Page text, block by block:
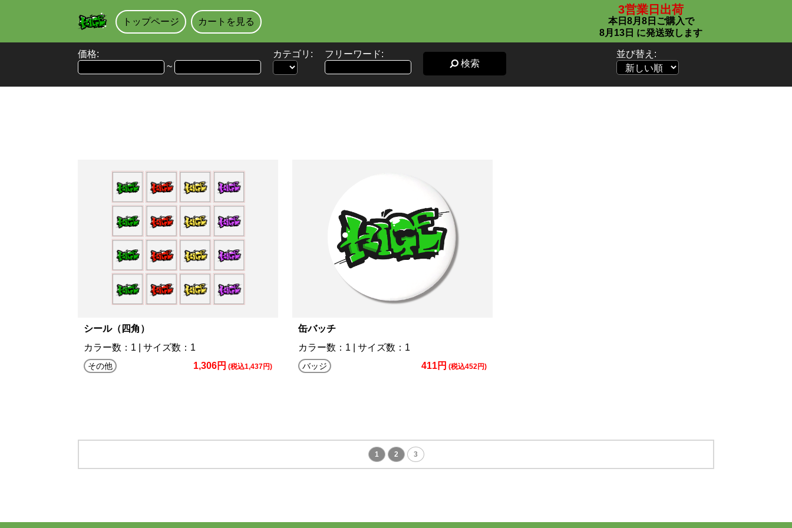
トップページ カートを見る
3営業日出荷
本日 8月8日 ご購入で
8月13日 に発送致します
価格:
~
カテゴリ:
フリーワード:
検索
並び替え:
シール（四角）
カラー数：1 | サイズ数：1
その他 1,306円 (税込1,437円)
缶バッチ
カラー数：1 | サイズ数：1
バッジ 411円 (税込452円)
1 2 3